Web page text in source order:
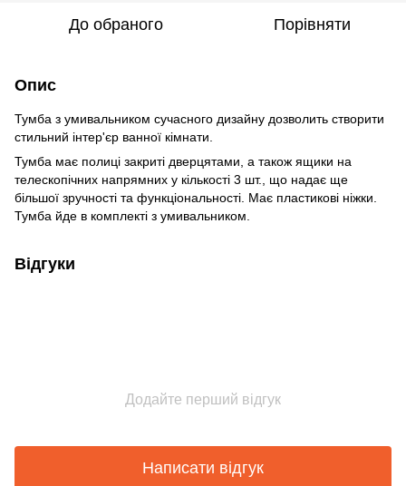
До обраного Порівняти
Опис
Тумба з умивальником сучасного дизайну дозволить створити
стильний інтер'єр ванної кімнати.
Тумба має полиці закриті дверцятами, а також ящики на
телескопічних напрямних у кількості 3 шт., що надає ще
більшої зручності та функціональності. Має пластикові ніжки.
Тумба йде в комплекті з умивальником.
Відгуки
Додайте перший відгук
Написати відгук